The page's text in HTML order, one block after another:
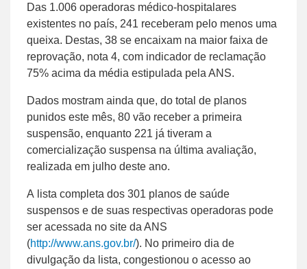
Das 1.006 operadoras médico-hospitalares
existentes no país, 241 receberam pelo menos uma
queixa. Destas, 38 se encaixam na maior faixa de
reprovação, nota 4, com indicador de reclamação
75% acima da média estipulada pela ANS.
Dados mostram ainda que, do total de planos
punidos este mês, 80 vão receber a primeira
suspensão, enquanto 221 já tiveram a
comercialização suspensa na última avaliação,
realizada em julho deste ano.
A lista completa dos 301 planos de saúde
suspensos e de suas respectivas operadoras pode
ser acessada no site da ANS
(http://www.ans.gov.br/). No primeiro dia de
divulgação da lista, congestionou o acesso ao